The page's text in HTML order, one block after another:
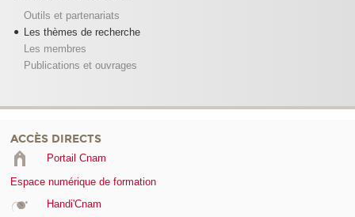
Outils et partenariats
Les thèmes de recherche
Les membres
Publications et ouvrages
ACCÈS DIRECTS
Portail Cnam
Espace numérique de formation
Handi'Cnam